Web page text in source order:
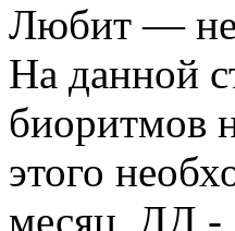
Любит —
На данной
биоритмов
этого
месяц, ДД -